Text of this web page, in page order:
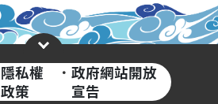
隱私權
政策
·政府網站開放
宣告